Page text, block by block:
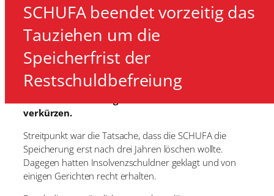
SCHUFA beendet vorzeitig das
Tauziehen um die
Speicherfrist der
Restschuldbefreiung
Am 28.03.2023 verkündete die SCHUFA ihren
Entschluss, die Speicherdauer der
verkürzen.
Streitpunkt war die Tatsache, dass die SCHUFA die
Speicherung erst nach drei Jahren löschen wollte.
Dagegen hatten Insolvenzschuldner geklagt und von
einigen Gerichten recht erhalten.